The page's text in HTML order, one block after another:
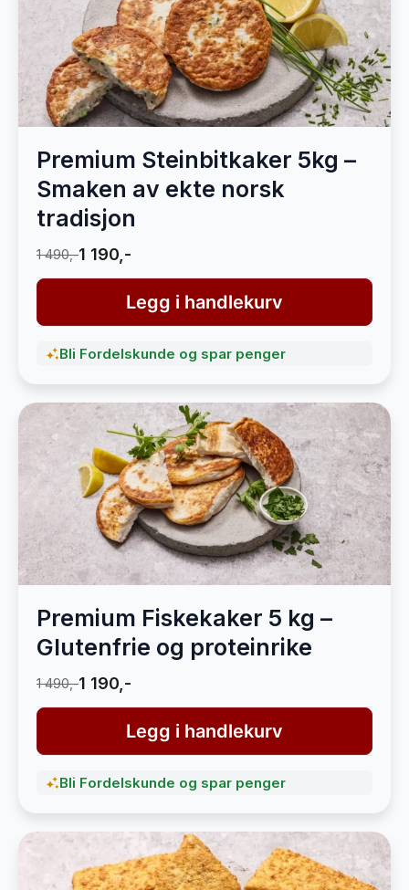
Premium Steinbitkaker 5kg –
Smaken av ekte norsk
tradisjon
1 490,-1 190,-
Legg i handlekurv
Bli Fordelskunde og spar penger
Premium Fiskekaker 5 kg –
Glutenfrie og proteinrike
1 490,-1 190,-
Legg i handlekurv
Bli Fordelskunde og spar penger